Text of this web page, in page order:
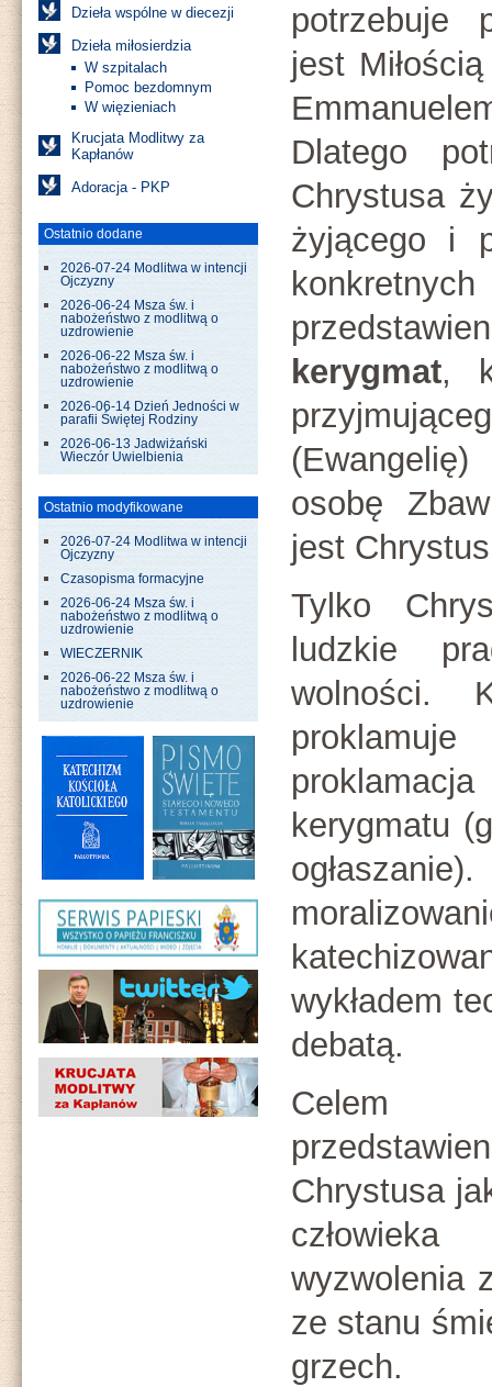
Dzieła wspólne w diecezji
Dzieła miłosierdzia
W szpitalach
Pomoc bezdomnym
W więzieniach
Krucjata Modlitwy za
Kapłanów
Adoracja - PKP
Ostatnio dodane
2026-07-24 Modlitwa w intencji
Ojczyzny
2026-06-24 Msza św. i
nabożeństwo z modlitwą o
uzdrowienie
2026-06-22 Msza św. i
nabożeństwo z modlitwą o
uzdrowienie
2026-06-14 Dzień Jedności w
parafii Świętej Rodziny
2026-06-13 Jadwiżański
Wieczór Uwielbienia
Ostatnio modyfikowane
2026-07-24 Modlitwa w intencji
Ojczyzny
Czasopisma formacyjne
2026-06-24 Msza św. i
nabożeństwo z modlitwą o
uzdrowienie
WIECZERNIK
2026-06-22 Msza św. i
nabożeństwo z modlitwą o
uzdrowienie
potrzebuje
jest
Dlatego
Chrystusa
żyjącego i
kerygmat,
osobę
jest
Tylko
ludzkie
wolności.
kerygmatu
wykładem
debatą.
Celem
Chrystusa
wyzwolenia
ze stanu
grzech.